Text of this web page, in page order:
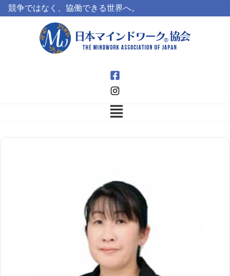
競争ではなく、協働できる世界へ。